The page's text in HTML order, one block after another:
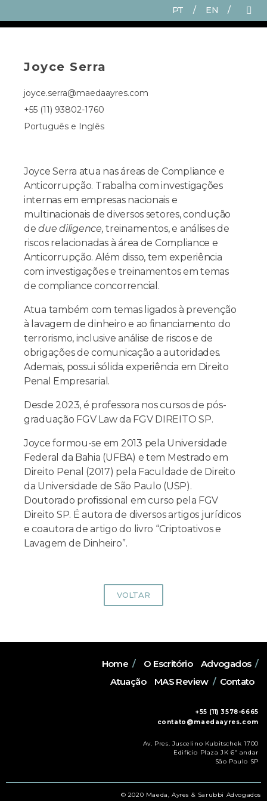
PT / EN /
Joyce Serra
joyce.serra@maedaayres.com
+55 (11) 93802-1760
Português e Inglês
Joyce Serra atua nas áreas de Compliance e
Anticorrupção. Trabalha com investigações
internas em empresas nacionais e
multinacionais de diversos setores, condução
dedue diligence,treinamentos, e análises de
riscos relacionadas à área de Compliance e
Anticorrupção. Além disso, tem experiência
com investigações e treinamentos em temas
de compliance concorrencial.
Atua também com temas ligados à prevenção
à lavagem de dinheiro e ao financiamento do
terrorismo, inclusive análise de riscos e de
obrigações de comunicação a autoridades.
Ademais, possui sólida experiência em Direito
Penal Empresarial.
Desde 2023, é professora nos cursos de pós-
graduação FGV Law da FGV DIREITO SP.
Joyce formou-se em 2013 pela Universidade
Federal da Bahia (UFBA) e tem Mestrado em
Direito Penal (2017) pela Faculdade de Direito
da Universidade de São Paulo (USP).
Doutorado profissional em curso pela FGV
Direito SP. É autora de diversos artigos jurídicos
e coautora de artigo do livro “Criptoativos e
Lavagem de Dinheiro”.
VOLTAR
Home / O Escritório Advogados /
Atuação
MAS Review / Contato
+55 (11) 3578-6665
contato@maedaayres.com
Av. Pres. Juscelino Kubitschek 1700
Edifício Plaza JK 6º andar
São Paulo SP
© 2020 Maeda, Ayres & Sarubbi Advogados